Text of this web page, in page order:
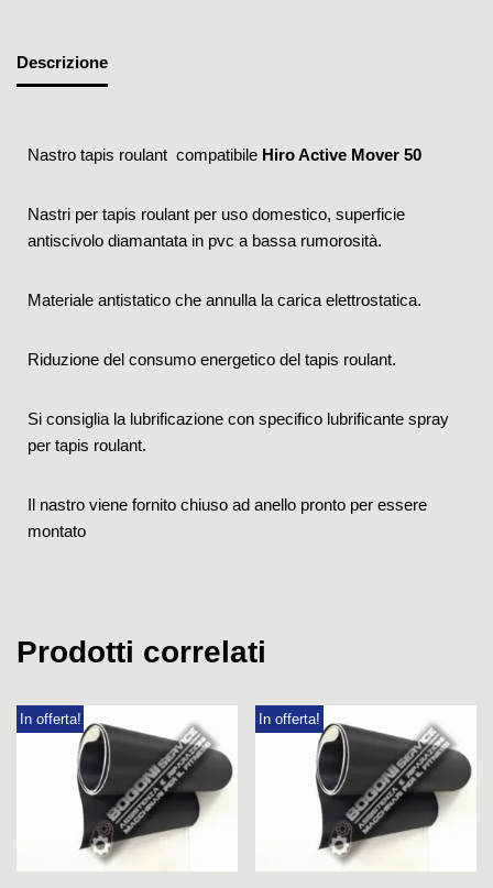
Descrizione
Nastro tapis roulant compatibile Hiro Active Mover 50
Nastri per tapis roulant per uso domestico, superficie
antiscivolo diamantata in pvc a bassa rumorosità.
Materiale antistatico che annulla la carica elettrostatica.
Riduzione del consumo energetico del tapis roulant.
Si consiglia la lubrificazione con specifico lubrificante spray
per tapis roulant.
Il nastro viene fornito chiuso ad anello pronto per essere
montato
Prodotti correlati
In offerta! In offerta!